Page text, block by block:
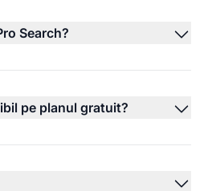
Search?
pe planul gratuit?